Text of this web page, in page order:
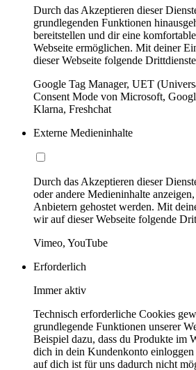
Durch das Akzeptieren dieser
grundlegenden Funktionen
bereitstellen und dir eine
Webseite ermöglichen. Mit deiner
dieser Webseite folgende
Google Tag Manager, UET
Consent Mode von Microsoft,
Klarna, Freshchat
Externe Medieninhalte
Durch das Akzeptieren dieser
oder andere Medieninhalte
Anbietern gehostet werden. Mit
wir auf dieser Webseite folgende
Vimeo, YouTube
Erforderlich
Immer aktiv
Technisch erforderliche Cookies
grundlegende Funktionen unserer
Beispiel dazu, dass du Produkte im
dich in dein Kundenkonto
auf dich ist für uns dadurch nicht